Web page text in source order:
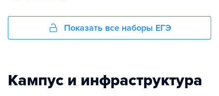
Показать все наборы ЕГЭ
Кампус и инфраструктура